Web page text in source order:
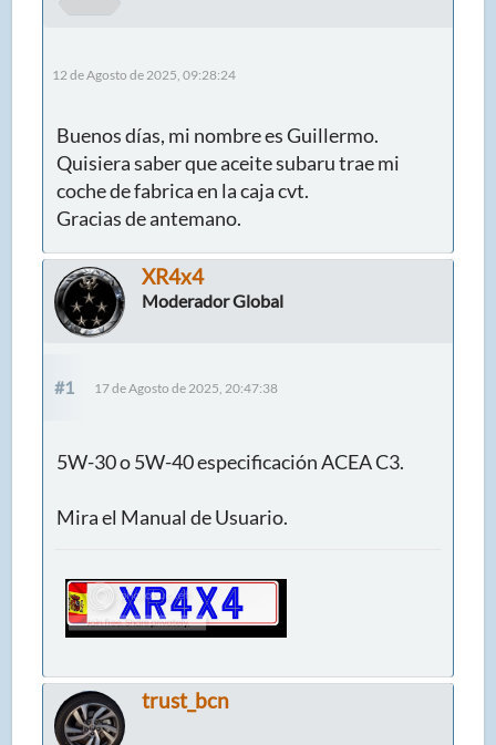
12 de Agosto de 2025, 09:28:24
Buenos días, mi nombre es Guillermo.
Quisiera saber que aceite subaru trae mi
coche de fabrica en la caja cvt.
Gracias de antemano.
XR4x4
Moderador Global
#1 17 de Agosto de 2025, 20:47:38
5W-30 o 5W-40 especificación ACEA C3.
Mira el Manual de Usuario.
trust_bcn